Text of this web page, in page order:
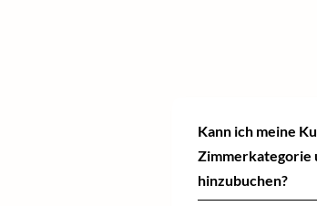
Kann ich meine
Zimmerkategorie
hinzubuchen?